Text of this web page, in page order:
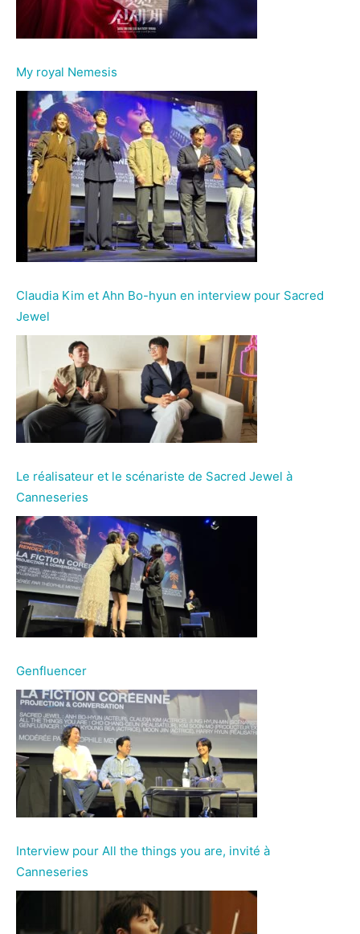
My royal Nemesis
Claudia Kim et Ahn Bo-hyun en interview pour Sacred
Jewel
Le réalisateur et le scénariste de Sacred Jewel à
Canneseries
Genfluencer
Interview pour All the things you are, invité à
Canneseries